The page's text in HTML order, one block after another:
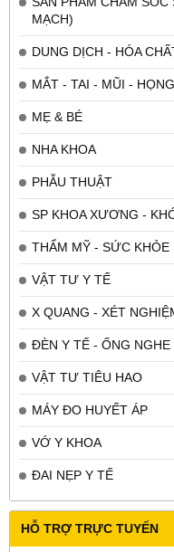
MẠCH)
DUNG DỊCH - HÓA
MẮT - TAI - MŨI -
MẸ & BÉ
NHA KHOA
PHẪU THUẬT
SP KHOA XƯƠNG -
THẨM MỸ - SỨC KHỎE
VẬT TƯ Y TẾ
X QUANG - XÉT
ĐÈN Y TẾ - ỐNG NGHE
VẬT TƯ TIÊU HAO
MÁY ĐO HUYẾT ÁP
VỚ Y KHOA
ĐAI NẸP Y TẾ
HỖ TRỢ TRỰC TUYẾN